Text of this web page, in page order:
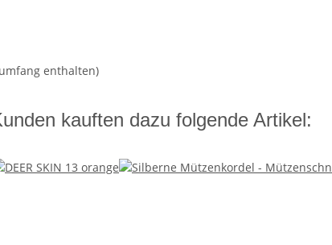
enthalten)
kauften dazu folgende Artikel: